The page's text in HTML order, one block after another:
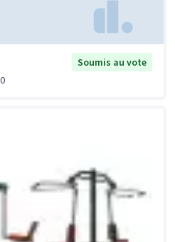
Soumis au vote
0